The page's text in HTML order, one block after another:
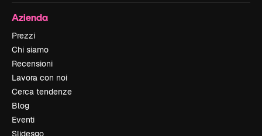
Azienda
Prezzi
Chi siamo
Recensioni
Lavora con noi
Cerca tendenze
Blog
Eventi
Slidesgo